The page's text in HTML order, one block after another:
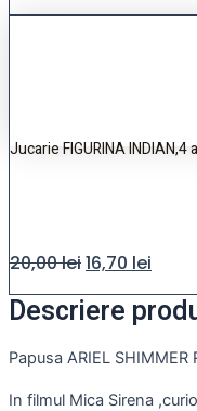
Jucarie FIGURINA INDIAN,4
20,00lei16,70 lei
Descriere
Papusa ARIEL SHIMMER
In filmul Mica Sirena